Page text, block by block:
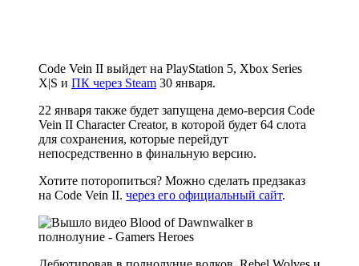
Code Vein II выйдет на PlayStation 5, Xbox Series
X|S и ПК через Steam 30 января.
22 января также будет запущена демо-версия Code
Vein II Character Creator, в которой будет 64 слота
для сохранения, которые перейдут
непосредственно в финальную версию.
Хотите поторопиться? Можно сделать предзаказ
на Code Vein II. через его официальный сайт.